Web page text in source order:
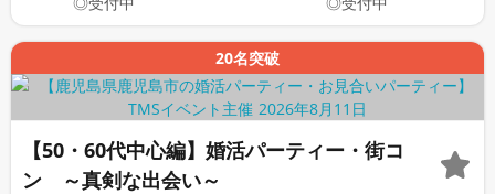
20名突破
【50・60代中心編】婚活パーティー・街コ
ン ～真剣な出会い～